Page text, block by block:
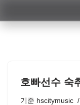
호빠선수 숙
기준 hscitymusic